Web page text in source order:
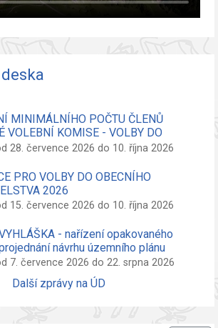
MINIMÁLNÍHO POČTU ČLENŮ
VOLEBNÍ KOMISE - VOLBY DO
OBCE
28. července 2026 do 10. října 2026
PRO VOLBY DO OBECNÍHO
2026
15. července 2026 do 10. října 2026
- nařízení opakovaného
návrhu územního plánu
7. července 2026 do 22. srpna 2026
Další zprávy na ÚD